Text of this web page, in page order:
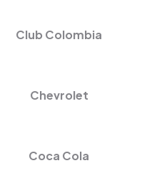
Club Colombia
Chevrolet
Coca Cola